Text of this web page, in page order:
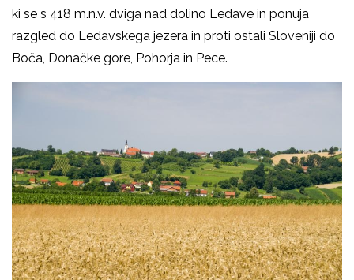
ki se s 418 m.n.v. dviga nad dolino Ledave in ponuja
razgled do Ledavskega jezera in proti ostali Sloveniji do
Boča, Donačke gore, Pohorja in Pece.